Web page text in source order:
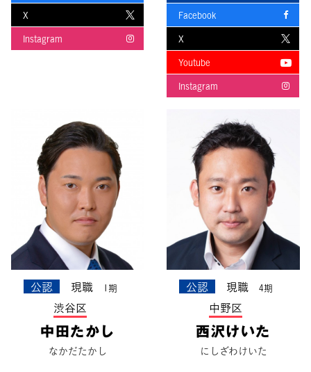
X
Instagram
Facebook
X
Youtube
Instagram
公認 現職 1期
渋谷区
中田たかし
なかだたかし
公認 現職 4期
中野区
西沢けいた
にしざわけいた